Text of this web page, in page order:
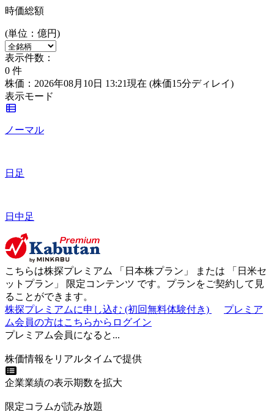
時価総額
(単位：億円)
表示件数：
0 件
株価：2026年08月10日 13:21現在 (株価15分ディレイ)
表示モード
ノーマル
日足
日中足
こちらは株探プレミアム 「 日本株プラン 」 または 「 日米セ
ットプラン 」 限定コンテンツ です。プランをご契約して見
ることができます。
株探プレミアムに申し込む (初回無料体験付き)
プレミア
ム会員の方はこちらからログイン
プレミアム会員になると...
株価情報をリアルタイムで提供
企業業績の表示期数を拡大
限定コラムが読み放題